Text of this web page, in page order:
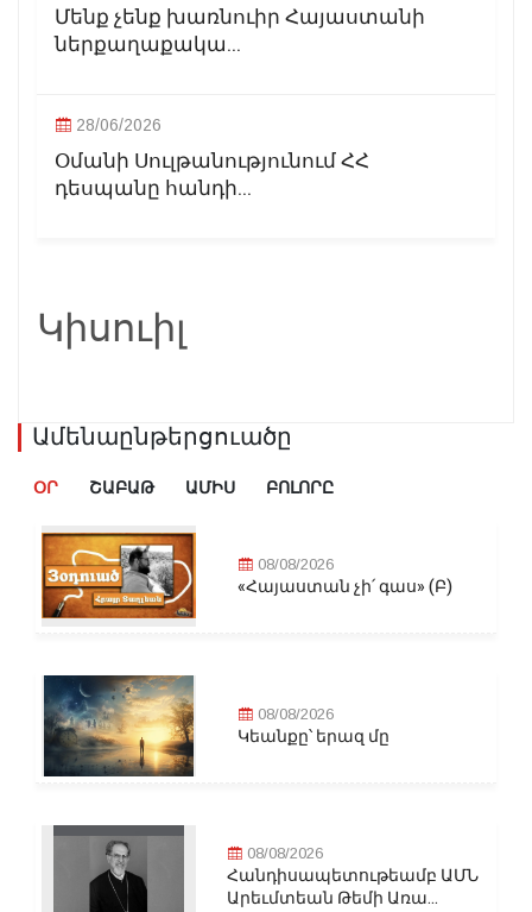
Մենք չենք խառնուիր Հայաստանի
ներքաղաքակա...
28/06/2026
Օմանի Սուլթանությունում ՀՀ
դեսպանը հանդի...
Կիսուիլ
Ամենաընթերցուածը
ՕՐ ՇԱԲԱԹ ԱՄԻՍ ԲՈԼՈՐԸ
08/08/2026
«Հայաստան չի՛ գաս» (Բ)
08/08/2026
Կեանքը՝ երազ մը
08/08/2026
Հանդիսապետութեամբ ԱՄՆ
Արեւմտեան Թեմի Առա...